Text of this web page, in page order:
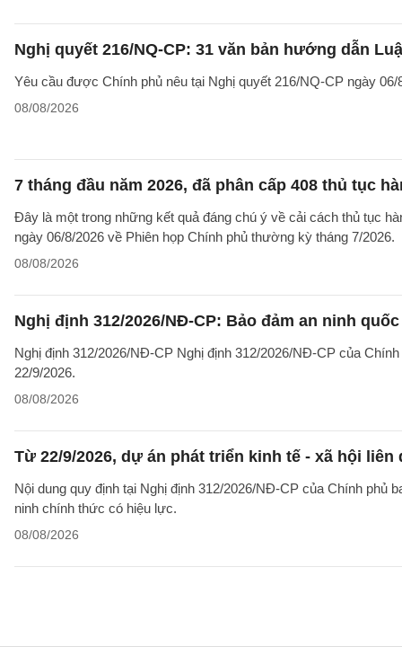
Nghị quyết 216/NQ-CP: 31 văn bản hướng dẫn
Yêu cầu được Chính phủ nêu tại Nghị quyết 216/NQ-CP ngày
08/08/2026
7 tháng đầu năm 2026, đã phân cấp 408 thủ tục
Đây là một trong những kết quả đáng chú ý về cải cách thủ tục
ngày 06/8/2026 về Phiên họp Chính phủ thường kỳ tháng 7/2026.
08/08/2026
Nghị định 312/2026/NĐ-CP: Bảo đảm an ninh
Nghị định 312/2026/NĐ-CP Nghị định 312/2026/NĐ-CP của
22/9/2026.
08/08/2026
Từ 22/9/2026, dự án phát triển kinh tế - xã hội
Nội dung quy định tại Nghị định 312/2026/NĐ-CP của Chính phủ
ninh chính thức có hiệu lực.
08/08/2026